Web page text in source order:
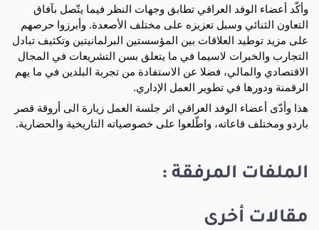
وأكّد أعضاء الوفد العراقي تطابق وجهات النظر فيما يتّصل بآفاق
التعاون الثنائي وسبل تعزيزه على مختلف الأصعدة. وأبرزوا حرصهم
على مزيد توطيد العلاقات بين المؤسستين البرلمانيتين وتكثيف تبادل
التجارب والخبرات لاسيما في ما يتعلق بسن التشريعات في المجال
الاقتصادي والمالي، فضلا عن الاستفادة من تجربة البلدين في ما يهم
الرقمنة ودورها في تطوير العمل الإداري.
هذا وأدّى أعضاء الوفد العراقي اثر جلسة العمل زيارة الى أروقة قصر
باردو ومختلف قاعاته، واطّلعوا على خصوصياته التاريخية والحضارية.
الملفات المرفقة :
مقالات أخرى